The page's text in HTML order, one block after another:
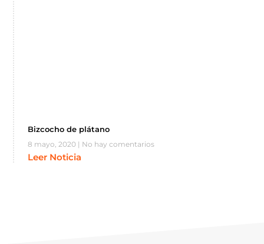
Bizcocho de plátano
8 mayo, 2020 No hay comentarios
Leer Noticia